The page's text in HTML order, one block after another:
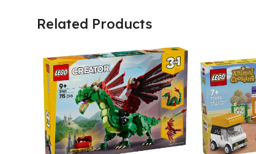
Related Products